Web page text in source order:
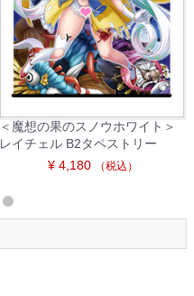
＜魔想の果のスノウホワイト＞
レイチェル B2タペストリー
¥ 4,180
（税込）